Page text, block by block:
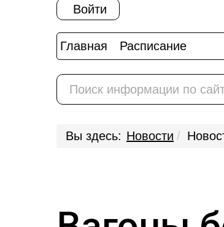
Войти
Главная Расписание
Вы здесь: Новости